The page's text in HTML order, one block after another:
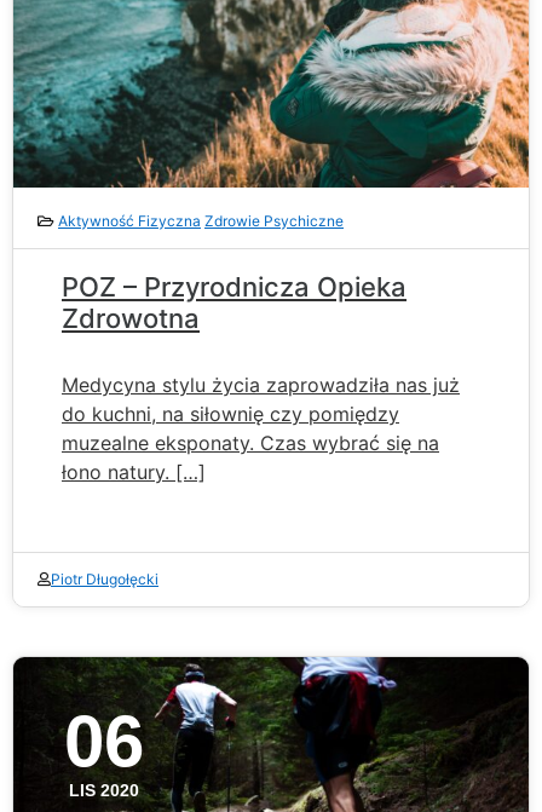
Aktywność Fizyczna Zdrowie Psychiczne
POZ – Przyrodnicza Opieka
Zdrowotna
Medycyna stylu życia zaprowadziła nas już
do kuchni, na siłownię czy pomiędzy
muzealne eksponaty. Czas wybrać się na
łono natury. […]
Piotr Długołęcki
06
LIS 2020